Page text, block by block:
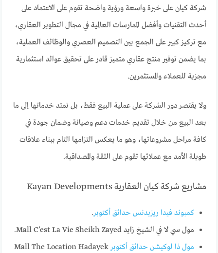
شركة كيان على خبرة واسعة ورؤية واضحة تقوم على الاعتماد على
أحدث التقنيات وأفضل الممارسات العالمية في مجال التطوير العقاري،
مع تركيز كبير على الجمع بين التصميم العصري والوظائف العملية،
بما يضمن توفير منتج عقاري متميز قادر على تحقيق عوائد استثمارية
مجزية للعملاء والمستثمرين.
ولا يقتصر دور الشركة على عملية البيع فقط، بل تمتد خدماتها إلى ما
بعد البيع من خلال تقديم خدمات دعم وصيانة وضمان جودة في
كافة مراحل مشروعاتها، وهو ما يعكس التزامها التام ببناء علاقات
طويلة الأمد مع عملائها تقوم على الثقة والمصداقية.
مشاريع شركة كيان العقارية Kayan Developments
كمبوند فيدا ريزيدنس حدائق أكتوبر.
مول سي لا في الشيخ زايد Mall C’est La Vie Sheikh Zayed.
مول ذا لوكيشن حدائق أكتوبر Mall The Location Hadayek